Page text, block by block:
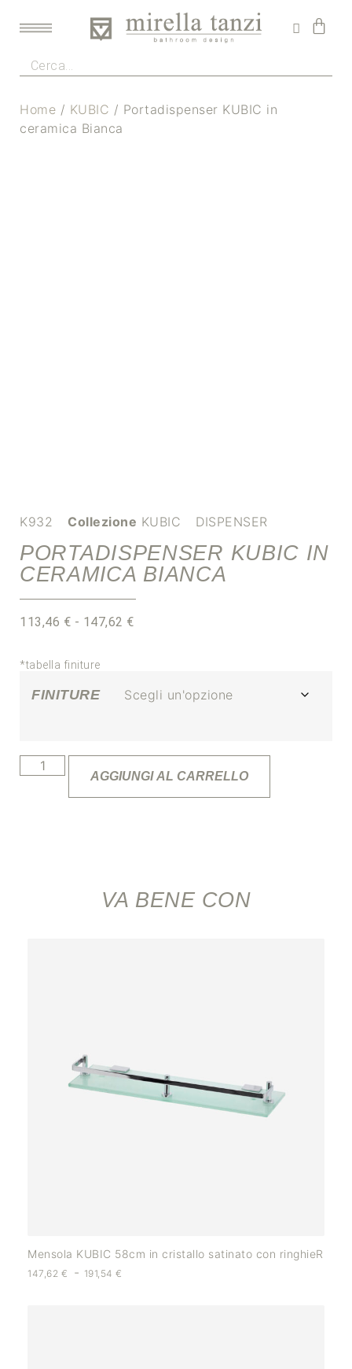
Home / KUBIC / Portadispenser KUBIC in
ceramica Bianca
K932 Collezione KUBIC DISPENSER
PORTADISPENSER KUBIC IN
CERAMICA BIANCA
113,46 € - 147,62 €
*tabella finiture
FINITURE
AGGIUNGI AL CARRELLO
VA BENE CON
Mensola KUBIC 58cm in cristallo satinato con ringhieR
147,62 € - 191,54€